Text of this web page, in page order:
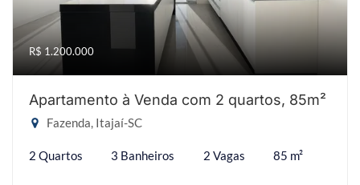
R$ 1.200.000
Apartamento à Venda com 2 quartos, 85m²
Fazenda, Itajaí-SC
2 Quartos 3 Banheiros 2 Vagas 85 m²